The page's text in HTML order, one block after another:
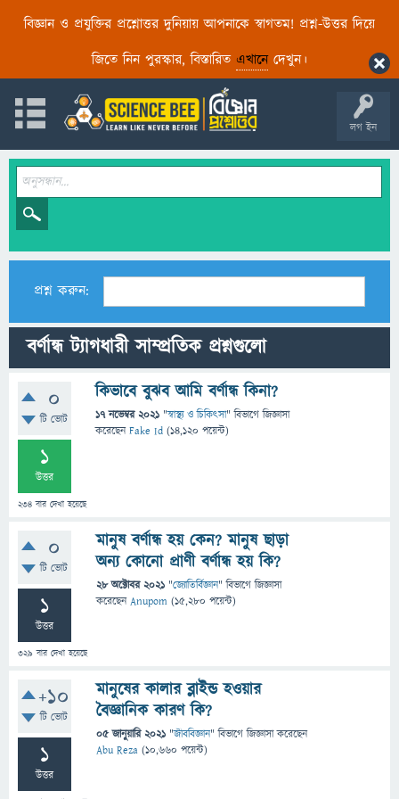
বিজ্ঞান ও প্রযুক্তির প্রশ্নোত্তর দুনিয়ায় আপনাকে স্বাগতম! প্রশ্ন-উত্তর দিয়ে
জিতে নিন পুরস্কার, বিস্তারিত এখানেদেখুন।
লগ ইন
প্রশ্ন করুন:
বর্ণান্ধ ট্যাগধারী সাম্প্রতিক প্রশ্নগুলো
0
টি ভোট
1
উত্তর
234 বার দেখা হয়েছে
কিভাবে বুঝব আমি বর্ণান্ধ কিনা?
17 নভেম্বর 2021 "স্বাস্থ্য ও চিকিৎসা" বিভাগে জিজ্ঞাসা
করেছেনFake Id (14,120 পয়েন্ট)
0
টি ভোট
1
উত্তর
329 বার দেখা হয়েছে
মানুষ বর্ণান্ধ হয় কেন? মানুষ ছাড়া
অন্য কোনো প্রাণী বর্ণান্ধ হয় কি?
28 অক্টোবর 2021 "জ্যোতির্বিজ্ঞান" বিভাগে জিজ্ঞাসা
করেছেনAnupom (15,280 পয়েন্ট)
+10
টি ভোট
1
উত্তর
মানুষের কালার ব্লাইন্ড হওয়ার
বৈজ্ঞানিক কারণ কি?
05 জানুয়ারি 2021 "জীববিজ্ঞান" বিভাগে জিজ্ঞাসাকরেছেন
Abu Reza (10,660 পয়েন্ট)